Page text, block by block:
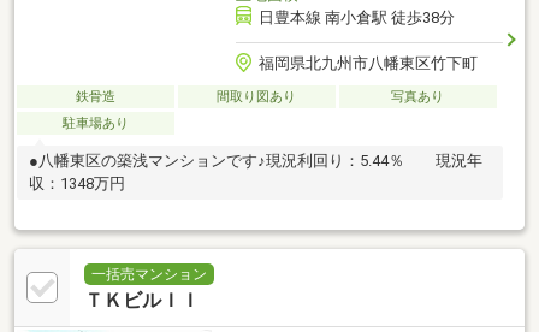
日豊本線 南小倉駅 徒歩38分
福岡県北九州市八幡東区竹下町
鉄骨造 間取り図あり
写真あり
駐車場あり
●八幡東区の築浅マンションです♪現況利回り：5.44％ 現況年
収：1348万円
一括売マンション
ＴＫビルＩＩ